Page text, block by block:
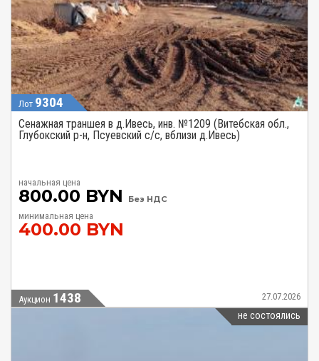
Лот 9304
Сенажная траншея в д.Ивесь, инв. №1209 (Витебская обл.,
Глубокский р-н, Псуевский с/с, вблизи д.Ивесь)
начальная цена
800.00 BYN Без НДС
минимальная цена
400.00 BYN
Аукцион 1438 27.07.2026
не состоялись